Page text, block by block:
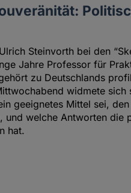
Steinvorth bei den
Jahre Professor für
zu Deutschlands
widmete
geeignetes Mittel sei,
und welche Antworten die
hat.